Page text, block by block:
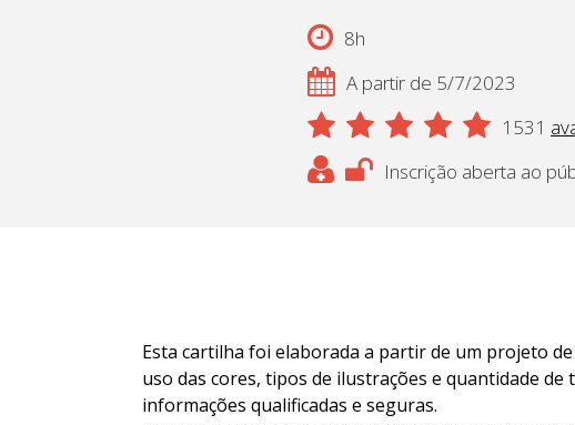
8h
A partir de 5/7/2023
1531
Inscrição aberta ao
Esta cartilha foi elaborada a partir de um projeto
uso das cores, tipos de ilustrações e quantidade
informações qualificadas e seguras.